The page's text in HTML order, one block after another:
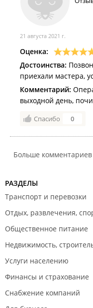
21 августа 2021 г.
Оценка:
Достоинства:
приехали мастера,
Комментарий:
выходной день,
Спасибо 0
Больше комментариев
РАЗДЕЛЫ
Транспорт и перевозки
Отдых, развлечения,
Общественное питание
Недвижимость,
Услуги населению
Финансы и страхование
Снабжение компаний